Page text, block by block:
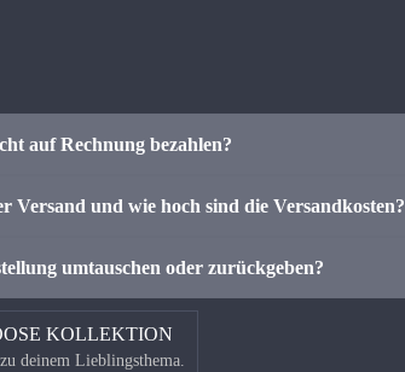
auf Rechnung bezahlen?
Versand und wie hoch sind die Versandkosten?
umtauschen oder zurückgeben?
KOLLEKTION
deinem Lieblingsthema.